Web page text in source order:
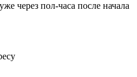
через пол-часа после начала